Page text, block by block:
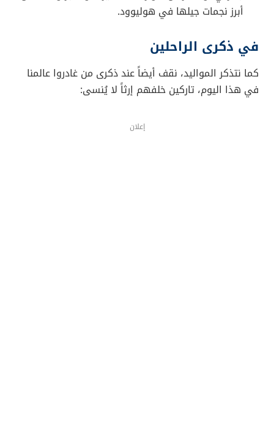
أبرز نجمات جيلها في هوليوود.
في ذكرى الراحلين
كما نتذكر المواليد، نقف أيضاً عند ذكرى من غادروا عالمنا
في هذا اليوم، تاركين خلفهم إرثاً لا يُنسى:
إعلان